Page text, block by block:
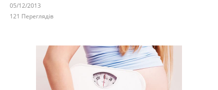
05/12/2013
121 Переглядів